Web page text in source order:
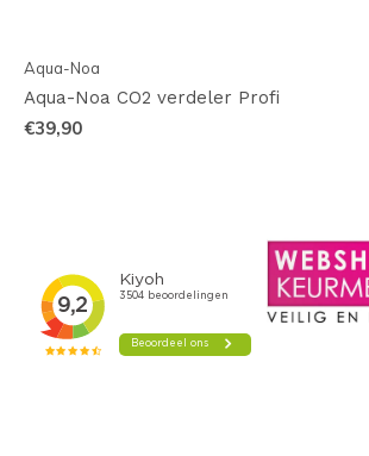
Aqua-Noa
Aqua-Noa CO2 verdeler Profi
€39,90